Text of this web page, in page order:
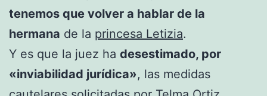
tenemos que volver a hablar de la
hermana de la princesa Letizia.
Y es que la juez ha desestimado, por
«inviabilidad jurídica», las medidas